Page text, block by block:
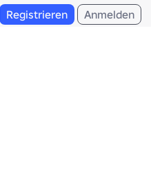
Registrieren Anmelden